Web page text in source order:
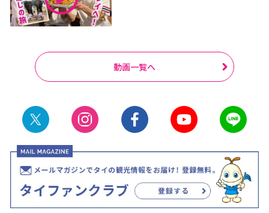
動画一覧へ